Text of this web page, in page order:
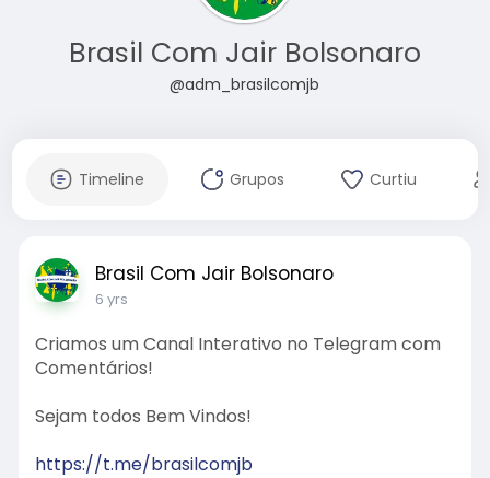
Brasil Com Jair Bolsonaro
@adm_brasilcomjb
Timeline Grupos Curtiu
Brasil Com Jair Bolsonaro
6 yrs
Criamos um Canal Interativo no Telegram com
Comentários!
Sejam todos Bem Vindos!
https://t.me/brasilcomjb